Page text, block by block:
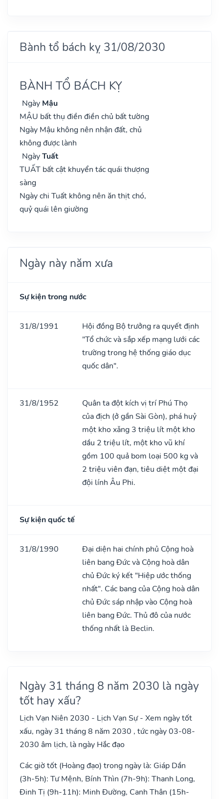
Bành tổ bách kỵ 31/08/2030
BÀNH TỔ BÁCH KỴ
Ngày Mậu
MẬU bất thụ điền điền chủ bất tường
Ngày Mậu không nên nhận đất, chủ
không được lành
NgàyTuất
TUẤT bất cật khuyển tác quái thượng
sàng
Ngày chi Tuất không nên ăn thịt chó,
quỷ quái lên giường
Ngày này năm xưa
Sự kiện trong nước
31/8/1991
Hội đồng Bộ trưởng ra quyết định
"Tổ chức và sắp xếp mạng lưới các
trường trong hệ thống giáo dục
quốc dân".
31/8/1952
Quân ta đột kích vị trí Phú Thọ
của địch (ở gần Sài Gòn), phá huỷ
một kho xǎng 3 triệu lít một kho
dầu 2 triệu lít, một kho vũ khí
gồm 100 quả bom loại 500 kg và
2 triệu viên đạn, tiêu diệt một đại
đội lính Âu Phi.
Sự kiện quốc tế
31/8/1990
Đại diện hai chính phủ Cộng hoà
liên bang Đức và Cộng hoà dân
chủ Đức ký kết "Hiệp ước thống
nhất". Các bang của Cộng hoà dân
chủ Đức sáp nhập vào Cộng hoà
liên bang Đức. Thủ đô của nước
thống nhất là Beclin.
Ngày 31 tháng 8 năm 2030 là ngày
tốt hay xấu?
Lịch Vạn Niên 2030 - Lịch Vạn Sự - Xem ngày tốt
xấu, ngày 31 tháng 8 năm 2030 , tức ngày 03-08-
2030 âm lịch, là ngày Hắc đạo
Các giờ tốt (Hoàng đạo) trong ngày là: Giáp Dần
(3h-5h): Tư Mệnh, Bính Thìn (7h-9h): Thanh Long,
Đinh Tị (9h-11h): Minh Đường, Canh Thân (15h-